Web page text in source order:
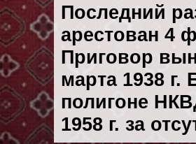
Последний
арестован 4
Приговор
марта 1938
полигоне
1958 г. за